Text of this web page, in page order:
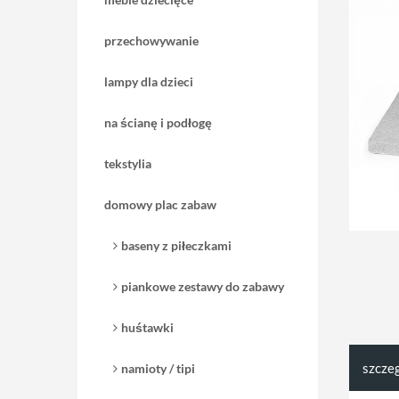
przechowywanie
lampy dla dzieci
na ścianę i podłogę
tekstylia
domowy plac zabaw
baseny z piłeczkami
piankowe zestawy do zabawy
huśtawki
namioty / tipi